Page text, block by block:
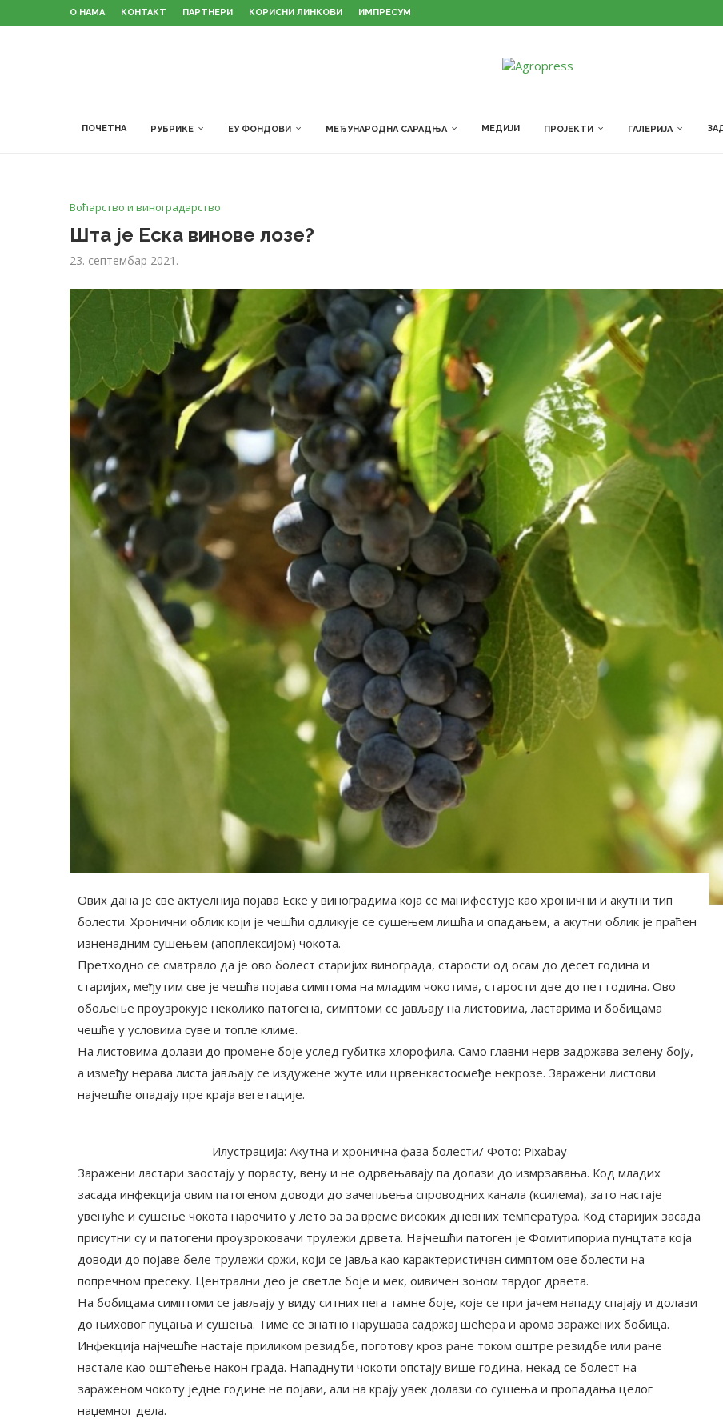
О НАМА КОНТАКТ ПАРТНЕРИ КОРИСНИ ЛИНКОВИ ИМПРЕСУМ
ПОЧЕТНА РУБРИКЕ ЕУ ФОНДОВИ МЕЂУНАРОДНА САРАДЊА МЕДИЈИ ПРОЈЕКТИ ГАЛЕРИЈА
Воћарство и виноградарство
Шта је Еска винове лозе?
23. септембар 2021.
Ових дана је све актуелнија појава Еске у виноградима која се манифестује као хронични и акутни тип
болести. Хронични облик који је чешћи одликује се сушењем лишћа и опадањем, а акутни облик је праћен
изненадним сушењем (апоплексијом) чокота.
Претходно се сматрало да је ово болест старијих винограда, старости од осам до десет година и
старијих, међутим све је чешћа појава симптома на младим чокотима, старости две до пет година. Ово
обољење проузрокује неколико патогена, симптоми се јављају на листовима, ластарима и бобицама
чешће у условима суве и топле климе.
На листовима долази до промене боје услед губитка хлорофила. Само главни нерв задржава зелену боју,
а између нерава листа јављају се издужене жуте или црвенкастосмеђе некрозе. Заражени листови
најчешће опадају пре краја вегетације.
Илустрација: Акутна и хронична фаза болести/ Фото: Pixabay
Заражени ластари заостају у порасту, вену и не одрвењавају па долази до измрзавања. Код младих
засада инфекција овим патогеном доводи до зачепљења спроводних канала (ксилема), зато настаје
увенуће и сушење чокота нарочито у лето за за време високих дневних температура. Код старијих засада
присутни су и патогени проузроковачи трулежи дрвета. Најчешћи патоген је Фомитипориа пунцтата која
доводи до појаве беле трулежи сржи, који се јавља као карактеристичан симптом ове болести на
попречном пресеку. Централни део је светле боје и мек, оивичен зоном тврдог дрвета.
На бобицама симптоми се јављају у виду ситних пега тамне боје, које се при јачем нападу спајају и долази
до њиховог пуцања и сушења. Тиме се знатно нарушава садржај шећера и арома заражених бобица.
Инфекција најчешће настаје приликом резидбе, поготову кроз ране током оштре резидбе или ране
настале као оштећење након града. Нападнути чокоти опстају више година, некад се болест на
зараженом чокоту једне године не појави, али на крају увек долази со сушења и пропадања целог
наџемног дела.